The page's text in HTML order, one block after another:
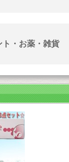
ト・お薬・雑貨